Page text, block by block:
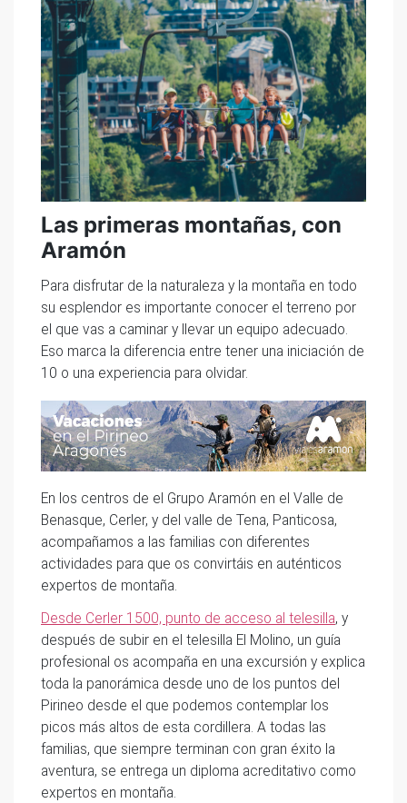
Las primeras montañas, con
Aramón
Para disfrutar de la naturaleza y la montaña en todo
su esplendor es importante conocer el terreno por
el que vas a caminar y llevar un equipo adecuado.
Eso marca la diferencia entre tener una iniciación de
10 o una experiencia para olvidar.
En los centros de el Grupo Aramón en el Valle de
Benasque, Cerler, y del valle de Tena, Panticosa,
acompañamos a las familias con diferentes
actividades para que os convirtáis en auténticos
expertos de montaña.
Desde Cerler 1500, punto de acceso al telesilla, y
después de subir en el telesilla El Molino, un guía
profesional os acompaña en una excursión y explica
toda la panorámica desde uno de los puntos del
Pirineo desde el que podemos contemplar los
picos más altos de esta cordillera. A todas las
familias, que siempre terminan con gran éxito la
aventura, se entrega un diploma acreditativo como
expertos en montaña.